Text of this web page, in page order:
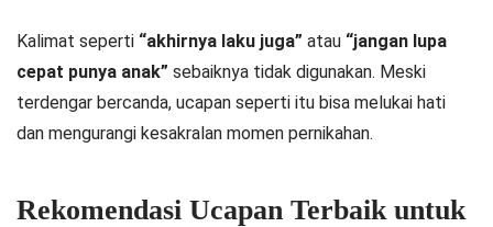
Kalimat seperti “akhirnya laku juga” atau “jangan lupa
cepat punya anak” sebaiknya tidak digunakan. Meski
terdengar bercanda, ucapan seperti itu bisa melukai hati
dan mengurangi kesakralan momen pernikahan.
Rekomendasi Ucapan Terbaik untuk